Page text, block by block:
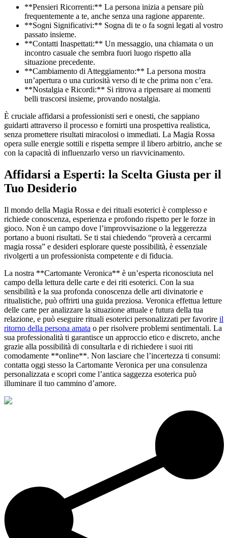
**Pensieri Ricorrenti:** La persona inizia a pensare più
frequentemente a te, anche senza una ragione apparente.
**Sogni Significativi:** Sogna di te o fa sogni legati al vostro
passato insieme.
**Contatti Inaspettati:** Un messaggio, una chiamata o un
incontro casuale che sembra fuori luogo rispetto alla
situazione precedente.
**Cambiamento di Atteggiamento:** La persona mostra
un’apertura o una curiosità verso di te che prima non c’era.
**Nostalgia e Ricordi:** Si ritrova a ripensare ai momenti
belli trascorsi insieme, provando nostalgia.
È cruciale affidarsi a professionisti seri e onesti, che sappiano
guidarti attraverso il processo e fornirti una prospettiva realistica,
senza promettere risultati miracolosi o immediati. La Magia Rossa
opera sulle energie sottili e rispetta sempre il libero arbitrio, anche se
con la capacità di influenzarlo verso un riavvicinamento.
Affidarsi a Esperti: la Scelta Giusta per il
Tuo Desiderio
Il mondo della Magia Rossa e dei rituali esoterici è complesso e
richiede conoscenza, esperienza e profondo rispetto per le forze in
gioco. Non è un campo dove l’improvvisazione o la leggerezza
portano a buoni risultati. Se ti stai chiedendo “proverà a cercarmi
magia rossa” e desideri esplorare queste possibilità, è essenziale
rivolgerti a un professionista competente e di fiducia.
La nostra **Cartomante Veronica** è un’esperta riconosciuta nel
campo della lettura delle carte e dei riti esoterici. Con la sua
sensibilità e la sua profonda conoscenza delle arti divinatorie e
ritualistiche, può offrirti una guida preziosa. Veronica effettua letture
delle carte per analizzare la situazione attuale e futura della tua
relazione, e può eseguire rituali esoterici personalizzati per favorire il
ritorno della persona amata o per risolvere problemi sentimentali. La
sua professionalità ti garantisce un approccio etico e discreto, anche
grazie alla possibilità di consultarla e di richiedere i suoi riti
comodamente **online**. Non lasciare che l’incertezza ti consumi:
contatta oggi stesso la Cartomante Veronica per una consulenza
personalizzata e scopri come l’antica saggezza esoterica può
illuminare il tuo cammino d’amore.